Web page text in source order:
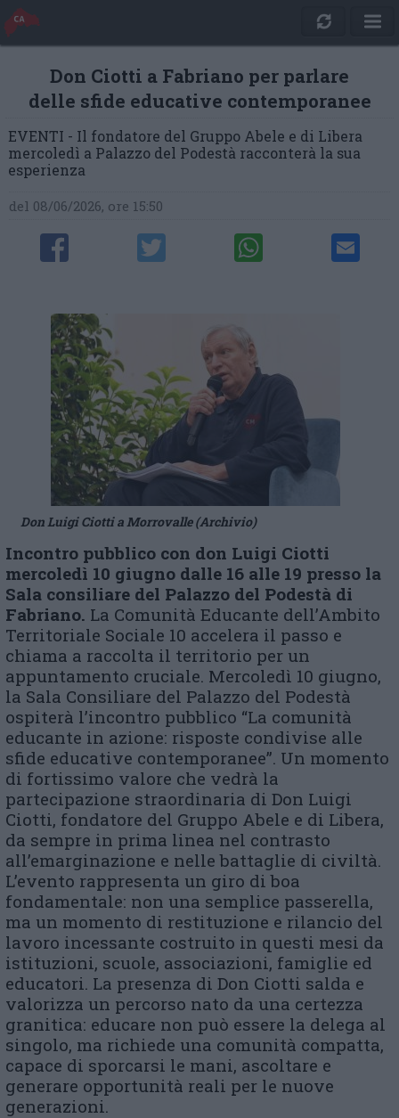
Don Ciotti a Fabriano per parlare
delle sfide educative contemporanee
EVENTI - Il fondatore del Gruppo Abele e di Libera
mercoledì a Palazzo del Podestà racconterà la sua
esperienza
del 08/06/2026, ore 15:50
Don Luigi Ciotti a Morrovalle (Archivio)
Incontro pubblico con don Luigi Ciotti
mercoledì 10 giugno dalle 16 alle 19 presso la
Sala consiliare del Palazzo del Podestà di
Fabriano. La Comunità Educante dell’Ambito
Territoriale Sociale 10 accelera il passo e
chiama a raccolta il territorio per un
appuntamento cruciale. Mercoledì 10 giugno,
la Sala Consiliare del Palazzo del Podestà
ospiterà l’incontro pubblico “La comunità
educante in azione: risposte condivise alle
sfide educative contemporanee”. Un momento
di fortissimo valore che vedrà la
partecipazione straordinaria di Don Luigi
Ciotti, fondatore del Gruppo Abele e di Libera,
da sempre in prima linea nel contrasto
all’emarginazione e nelle battaglie di civiltà.
L’evento rappresenta un giro di boa
fondamentale: non una semplice passerella,
ma un momento di restituzione e rilancio del
lavoro incessante costruito in questi mesi da
istituzioni, scuole, associazioni, famiglie ed
educatori. La presenza di Don Ciotti salda e
valorizza un percorso nato da una certezza
granitica: educare non può essere la delega al
singolo, ma richiede una comunità compatta,
capace di sporcarsi le mani, ascoltare e
generare opportunità reali per le nuove
generazioni.